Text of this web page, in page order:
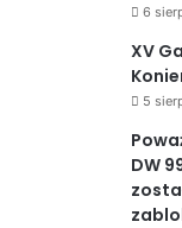
6
XV
5
DW